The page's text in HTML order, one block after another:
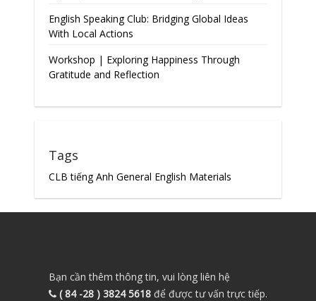
English Speaking Club: Bridging Global Ideas
With Local Actions
Workshop | Exploring Happiness Through
Gratitude and Reflection
Tags
CLB tiếng Anh General English Materials
Bạn cần thêm thông tin, vui lòng liên hệ
( 84 -28 ) 3824 5618để được tư vấn trực tiếp.